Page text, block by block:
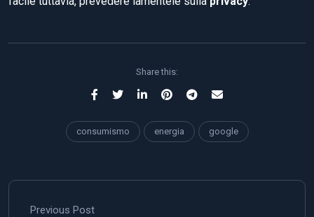
Share this:
consumismo energia google
Previous Post